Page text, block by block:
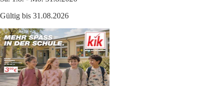
Gültig bis 31.08.2026